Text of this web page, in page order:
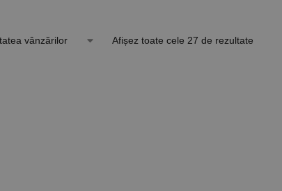
Afișez toate cele 27 de rezultate